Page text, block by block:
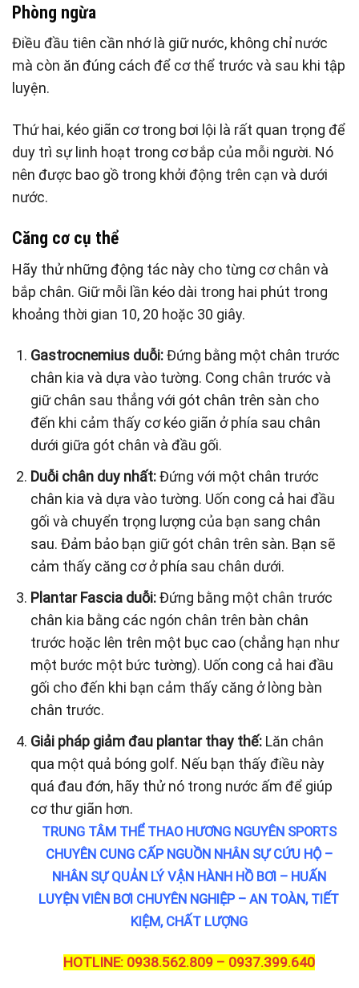
Phòng ngừa
Điều đầu tiên cần nhớ là giữ nước, không chỉ nước
mà còn ăn đúng cách để cơ thể trước và sau khi tập
luyện.
Thứ hai, kéo giãn cơ trong bơi lội là rất quan trọng để
duy trì sự linh hoạt trong cơ bắp của mỗi người. Nó
nên được bao gồ trong khởi động trên cạn và dưới
nước.
Căng cơ cụ thể
Hãy thử những động tác này cho từng cơ chân và
bắp chân. Giữ mỗi lần kéo dài trong hai phút trong
khoảng thời gian 10, 20 hoặc 30 giây.
Gastrocnemius duỗi:Đứng bằng một chân trước
chân kia và dựa vào tường. Cong chân trước và
giữ chân sau thẳng với gót chân trên sàn cho
đến khi cảm thấy cơ kéo giãn ở phía sau chân
dưới giữa gót chân và đầu gối.
Duỗi chân duy nhất:Đứng với một chân trước
chân kia và dựa vào tường. Uốn cong cả hai đầu
gối và chuyển trọng lượng của bạn sang chân
sau. Đảm bảo bạn giữ gót chân trên sàn. Bạn sẽ
cảm thấy căng cơ ở phía sau chân dưới.
Plantar Fascia duỗi:Đứng bằng một chân trước
chân kia bằng các ngón chân trên bàn chân
trước hoặc lên trên một bục cao (chẳng hạn như
một bước một bức tường). Uốn cong cả hai đầu
gối cho đến khi bạn cảm thấy căng ở lòng bàn
chân trước.
Giải pháp giảm đau plantar thay thế: Lăn chân
qua một quả bóng golf. Nếu bạn thấy điều này
quá đau đớn, hãy thử nó trong nước ấm để giúp
cơ thư giãn hơn.
TRUNG TÂM THỂ THAO HƯƠNG NGUYÊN SPORTS
CHUYÊN CUNG CẤP NGUỒN NHÂN SỰ CỨU HỘ –
NHÂN SỰ QUẢN LÝ VẬN HÀNH HỒ BƠI – HUẤN
LUYỆN VIÊN BƠI CHUYÊN NGHIỆP – AN TOÀN, TIẾT
KIỆM, CHẤT LƯỢNG
HOTLINE: 0938.562.809 – 0937.399.640